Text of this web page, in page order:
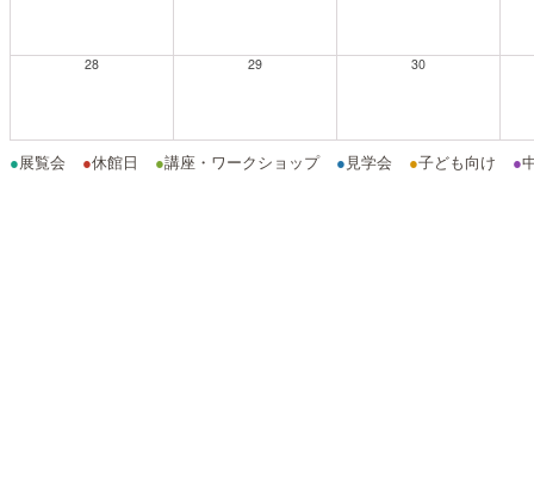
28 29 30
●展覧会 ●休館日 ●講座・ワークショップ ● 見学会 ●子ども向け ●